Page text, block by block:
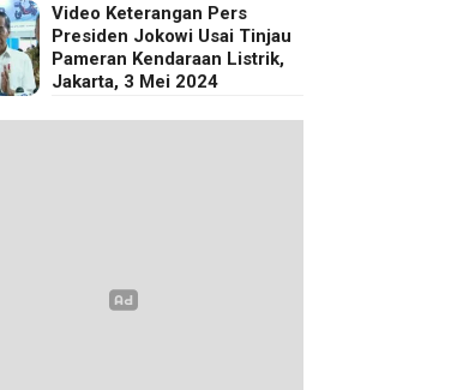
Video Keterangan Pers
Presiden Jokowi Usai Tinjau
Pameran Kendaraan Listrik,
Jakarta, 3 Mei 2024